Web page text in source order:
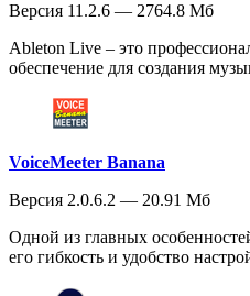
Версия 11.2.6 — 2764.8 Мб
Ableton Live – это
обеспечение для создания
VoiceMeeter Banana
Версия 2.0.6.2 — 20.91 Мб
Одной из главных
его гибкость и удобство